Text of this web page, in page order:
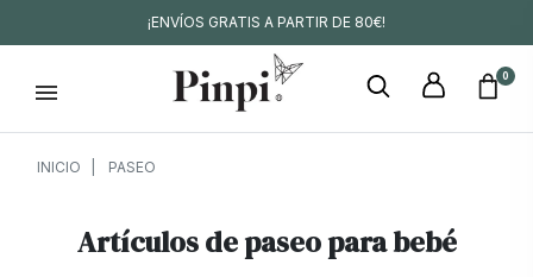
¡ENVÍOS GRATIS A PARTIR DE 80€!
0
INICIO PASEO
Artículos de paseo para bebé